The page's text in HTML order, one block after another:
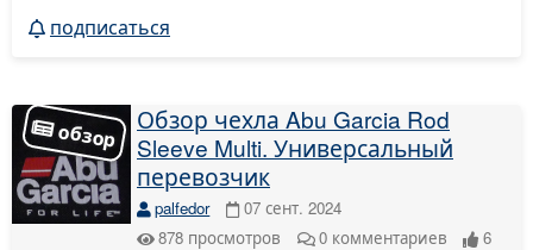
подписаться
Обзор чехла Abu Garcia Rod
Sleeve Multi. Универсальный
перевозчик
palfedor
07 сент. 2024
878 просмотров 0 комментариев
6